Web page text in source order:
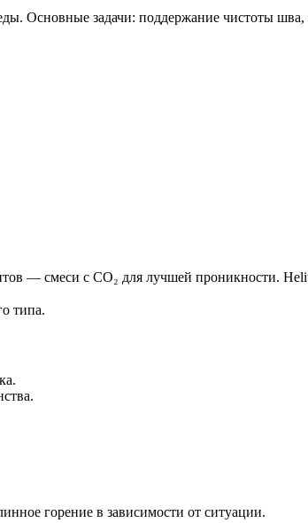
Основные задачи: поддержание чистоты шва,
— смеси с CO₂ для лучшей проникности.
типа.
горение в зависимости от ситуации.